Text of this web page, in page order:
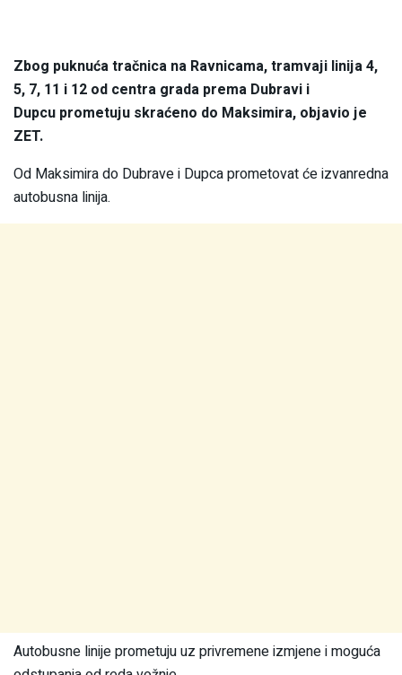
Zbog puknuća tračnica na Ravnicama, tramvaji linija 4,
5, 7, 11 i 12 od centra grada prema Dubravi i
Dupcu prometuju skraćeno do Maksimira, objavio je
ZET.
Od Maksimira do Dubrave i Dupca prometovat će izvanredna
autobusna linija.
Autobusne linije prometuju uz privremene izmjene i moguća